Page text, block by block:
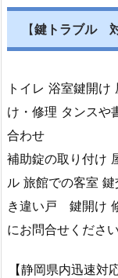
【鍵トラブル
トイレ 浴室鍵開
け・修理 タンスや
合わせ
補助錠の取り付け
ル 旅館での客室
き違い戸 鍵開け
にお問合せください
【静岡県内迅速